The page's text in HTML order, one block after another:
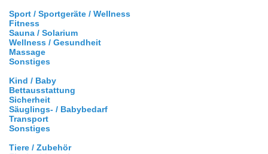
Sport / Sportgeräte / Wellness
Fitness
Sauna / Solarium
Wellness / Gesundheit
Massage
Sonstiges
Kind / Baby
Bettausstattung
Sicherheit
Säuglings- / Babybedarf
Transport
Sonstiges
Tiere / Zubehör